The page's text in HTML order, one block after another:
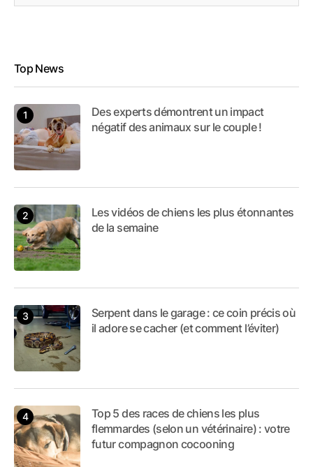
Top News
Des experts démontrent un impact
négatif des animaux sur le couple !
Les vidéos de chiens les plus étonnantes
de la semaine
Serpent dans le garage : ce coin précis où
il adore se cacher (et comment l’éviter)
Top 5 des races de chiens les plus
flemmardes (selon un vétérinaire) : votre
futur compagnon cocooning